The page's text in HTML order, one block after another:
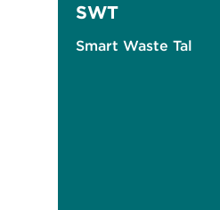
SWT
Smart Waste Tal